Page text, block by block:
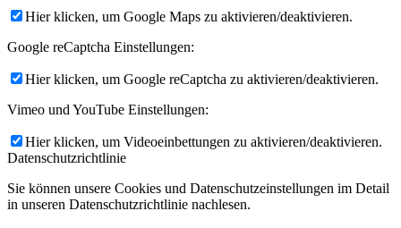
Hier klicken, um Google Maps zu aktivieren/deaktivieren.
Google reCaptcha Einstellungen:
Hier klicken, um Google reCaptcha zu aktivieren/deaktivieren.
Vimeo und YouTube Einstellungen:
Hier klicken, um Videoeinbettungen zu aktivieren/deaktivieren.
Datenschutzrichtlinie
Sie können unsere Cookies und Datenschutzeinstellungen im Detail
in unseren Datenschutzrichtlinie nachlesen.